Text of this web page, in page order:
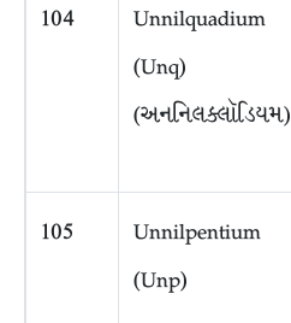
104
Unnilquadium
(Unq)
(અનનિલક્લૉડિયમ)
105
Unnilpentium
(Unp)